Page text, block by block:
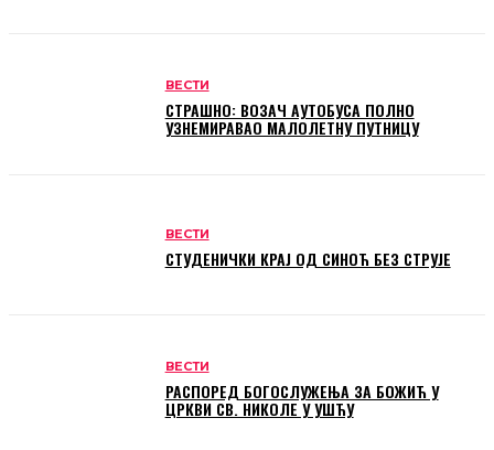
ВЕСТИ
СТРАШНО: ВОЗАЧ АУТОБУСА ПОЛНО
УЗНЕМИРАВАО МАЛОЛЕТНУ ПУТНИЦУ
ВЕСТИ
СТУДЕНИЧКИ КРАЈ ОД СИНОЋ БЕЗ СТРУЈЕ
ВЕСТИ
РАСПОРЕД БОГОСЛУЖЕЊА ЗА БОЖИЋ У
ЦРКВИ СВ. НИКОЛЕ У УШЋУ